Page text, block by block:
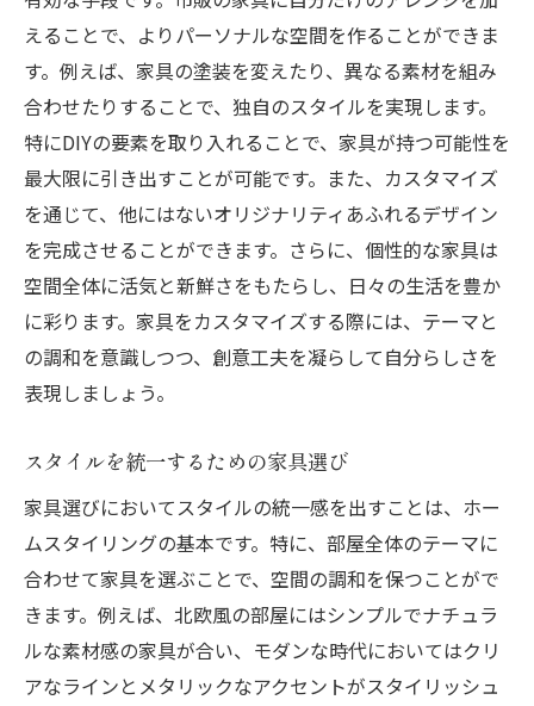
えることで、よりパーソナルな空間を作ることができま
す。例えば、家具の塗装を変えたり、異なる素材を組み
合わせたりすることで、独自のスタイルを実現します。
特にDIYの要素を取り入れることで、家具が持つ可能性を
最大限に引き出すことが可能です。また、カスタマイズ
を通じて、他にはないオリジナリティあふれるデザイン
を完成させることができます。さらに、個性的な家具は
空間全体に活気と新鮮さをもたらし、日々の生活を豊か
に彩ります。家具をカスタマイズする際には、テーマと
の調和を意識しつつ、創意工夫を凝らして自分らしさを
表現しましょう。
スタイルを統一するための家具選び
家具選びにおいてスタイルの統一感を出すことは、ホー
ムスタイリングの基本です。特に、部屋全体のテーマに
合わせて家具を選ぶことで、空間の調和を保つことがで
きます。例えば、北欧風の部屋にはシンプルでナチュラ
ルな素材感の家具が合い、モダンな時代においてはクリ
アなラインとメタリックなアクセントがスタイリッシュ